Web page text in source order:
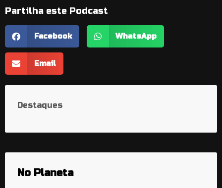
Partilha este Podcast
Facebook WhatsApp
Email
Destaques
No Planeta